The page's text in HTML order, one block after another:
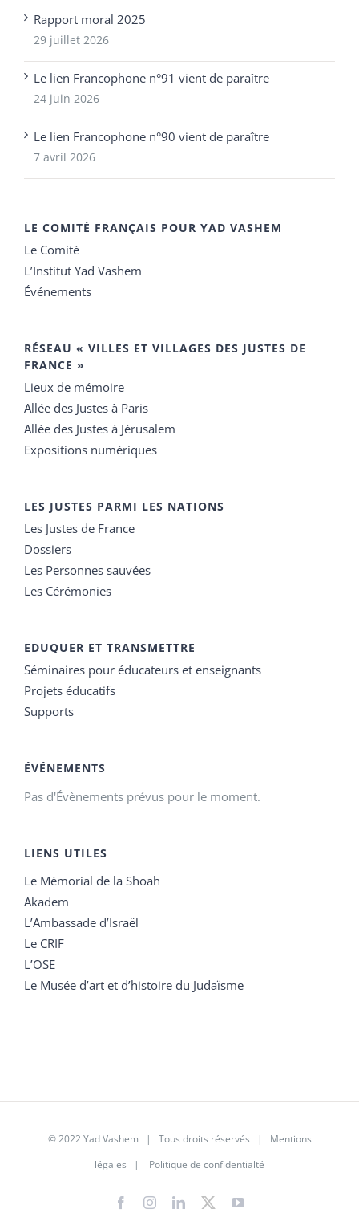
Rapport moral 2025
29 juillet 2026
Le lien Francophone n°91 vient de paraître
24 juin 2026
Le lien Francophone n°90 vient de paraître
7 avril 2026
LE COMITÉ FRANÇAIS POUR YAD VASHEM
Le Comité
L’Institut Yad Vashem
Événements
RÉSEAU « VILLES ET VILLAGES DES JUSTES DE
FRANCE »
Lieux de mémoire
Allée des Justes à Paris
Allée des Justes à Jérusalem
Expositions numériques
LES JUSTES PARMI LES NATIONS
Les Justes de France
Dossiers
Les Personnes sauvées
Les Cérémonies
EDUQUER ET TRANSMETTRE
Séminaires pour éducateurs et enseignants
Projets éducatifs
Supports
ÉVÉNEMENTS
Pas d'Évènements prévus pour le moment.
LIENS UTILES
Le Mémorial de la Shoah
Akadem
L’Ambassade d’Israël
Le CRIF
L’OSE
Le Musée d’art et d’histoire du Judaïsme
© 2022 Yad Vashem | Tous droits réservés | Mentions
légales | Politique de confidentialté